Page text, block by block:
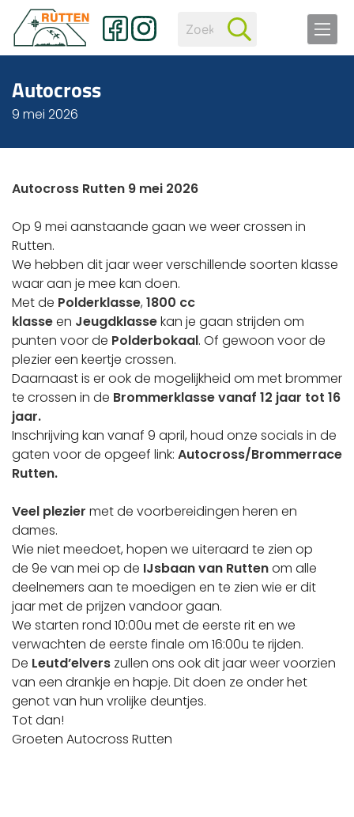
Autocross
9 mei 2026
Autocross Rutten 9 mei 2026
Op 9 mei aanstaande gaan we weer crossen in
Rutten.
We hebben dit jaar weer verschillende soorten klasse
waar aan je mee kan doen.
Met de Polderklasse, 1800 cc
klasseen Jeugdklassekan je gaan strijden om
punten voor de Polderbokaal. Of gewoon voor de
plezier een keertje crossen.
Daarnaast is er ook de mogelijkheid om met brommer
te crossen in de Brommerklasse vanaf 12 jaar tot 16
jaar.
Inschrijving kan vanaf 9 april, houd onze socials in de
gaten voor de opgeef link: Autocross/Brommerrace
Rutten.
Veel plezier met de voorbereidingen heren en
dames.
Wie niet meedoet, hopen we uiteraard te zien op
de 9e van mei op de IJsbaan van Ruttenom alle
deelnemers aan te moedigen en te zien wie er dit
jaar met de prijzen vandoor gaan.
We starten rond 10:00u met de eerste rit en we
verwachten de eerste finale om 16:00u te rijden.
De Leutd’elvers zullen ons ook dit jaar weer voorzien
van een drankje en hapje. Dit doen ze onder het
genot van hun vrolijke deuntjes.
Tot dan!
Groeten Autocross Rutten